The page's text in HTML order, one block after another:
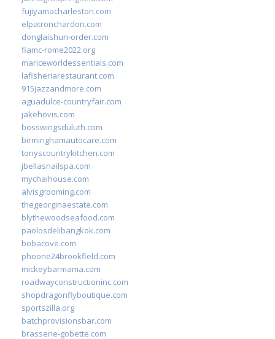
fujiyamacharleston.com
elpatronchardon.com
donglaishun-order.com
fiamc-rome2022.org
mariceworldessentials.com
lafisheriarestaurant.com
915jazzandmore.com
aguadulce-countryfair.com
jakehovis.com
bosswingsduluth.com
birminghamautocare.com
tonyscountrykitchen.com
jbellasnailspa.com
mychaihouse.com
alvisgrooming.com
thegeorginaestate.com
blythewoodseafood.com
paolosdelibangkok.com
bobacove.com
phoone24brookfield.com
mickeybarmama.com
roadwayconstructioninc.com
shopdragonflyboutique.com
sportszilla.org
batchprovisionsbar.com
brasserie-gobette.com